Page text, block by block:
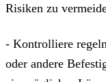
Risiken zu
- Kontrolliere
oder andere